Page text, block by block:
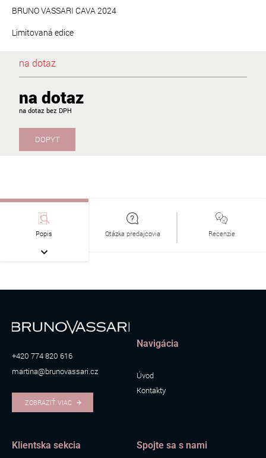
BRUNO VASSARI CAVA 2024
Limitovaná edice
na dotaz
na dotaz
na dotaz
DOPYT
Popis Otázka predajcovia Recenzie
+420 774 820 616
martina@brunovassari.cz
ZOBRAZIŤ VIAC
Navigácia
Úvod
Kontakty
Klientska sekcia Spojte sa s nami